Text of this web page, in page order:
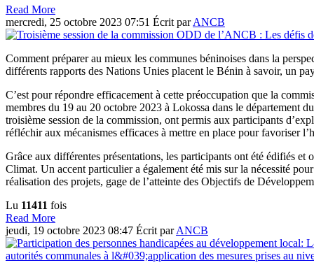
Read More
mercredi, 25 octobre 2023 07:51 Écrit parANCB
Comment préparer au mieux les communes béninoises dans la
différents rapports des Nations Unies placent le Bénin à savoir, un
C’est pour répondre efficacement à cette préoccupation que la
membres du 19 au 20 octobre 2023 à Lokossa dans le département
troisième session de la commission, ont permis aux participants
réfléchir aux mécanismes efficaces à mettre en place pour favoriser
Grâce aux différentes présentations, les participants ont été édifiés
Climat. Un accent particulier a également été mis sur la nécessité
réalisation des projets, gage de l’atteinte des Objectifs de
Lu 11411 fois
Read More
jeudi, 19 octobre 2023 08:47 Écrit parANCB